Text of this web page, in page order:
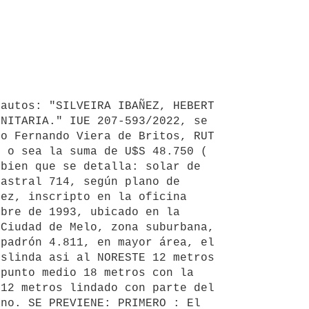
"SILVEIRA IBAÑEZ, HEBERT
IUE 207-593/2022, se
Viera de Britos, RUT
sea la suma de U$S 48.750 (
que se detalla: solar de
714, según plano de
inscripto en la oficina
de 1993, ubicado en la
de Melo, zona suburbana,
padrón 4.811, en mayor área, el
asi al NORESTE 12 metros
medio 18 metros con la
12 metros lindado con parte del
PREVIENE: PRIMERO : El